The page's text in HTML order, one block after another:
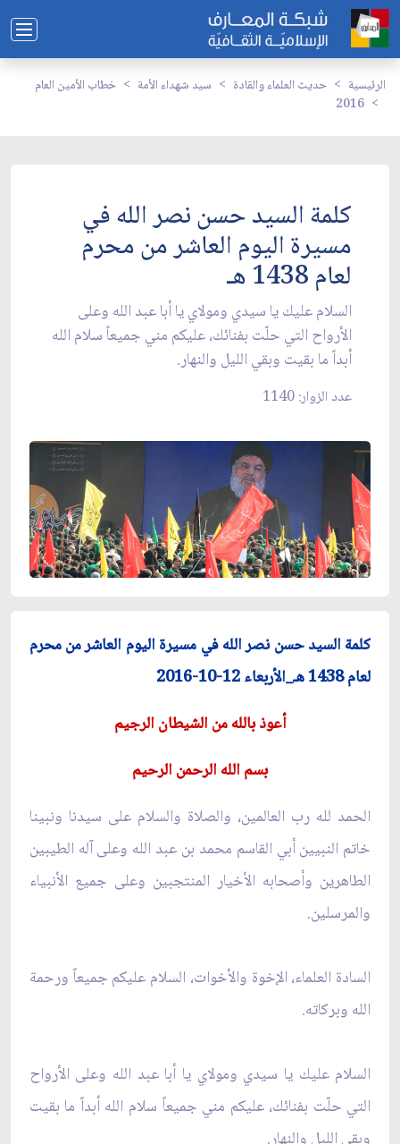
الرئيسية حديث العلماء والقادة سيد شهداء الأمة
خطاب الأمين العام
2016
كلمة السيد حسن نصر الله في
مسيرة اليوم العاشر من محرم
لعام 1438 هـ
السلام عليك يا سيدي ومولاي يا أبا عبد الله وعلى
الأرواح التي حلّت بفنائك، عليكم مني جميعاً سلام الله
أبداً ما بقيت وبقي الليل والنهار.
عدد الزوار: 1140
كلمة السيد حسن نصر الله في مسيرة اليوم العاشر من محرم
لعام 1438 هـ_الأربعاء 12-10-2016
أعوذ بالله من الشيطان الرجيم
بسم الله الرحمن الرحيم
الحمد لله رب العالمين، والصلاة والسلام على سيدنا ونبينا
خاتم النبيين أبي القاسم محمد بن عبد الله وعلى آله الطيبين
الطاهرين وأصحابه الأخيار المنتجبين وعلى جميع الأنبياء
والمرسلين.
السادة العلماء، الإخوة والأخوات، السلام عليكم جميعاً ورحمة
الله وبركاته.
السلام عليك يا سيدي ومولاي يا أبا عبد الله وعلى الأرواح
التي حلّت بفنائك، عليكم مني جميعاً سلام الله أبداً ما بقيت